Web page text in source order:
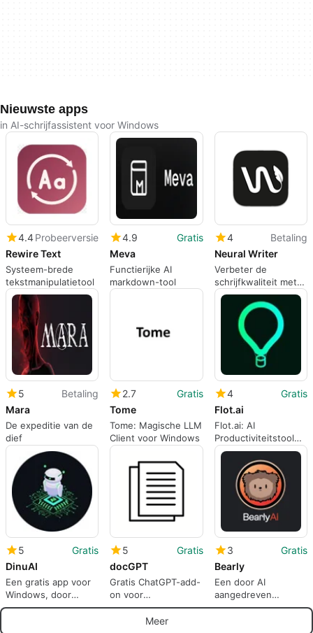
Nieuwste apps
in AI-schrijfassistent voor Windows
4.4Probeerversie
Rewire Text
Systeem-brede
tekstmanipulatietool
4.9
Gratis
Meva
Functierijke AI
markdown-tool
4
Betaling
Neural Writer
Verbeter de
schrijfkwaliteit met
deze
parafraseerassistent
5
Betaling
Mara
De expeditie van de
dief
2.7
Gratis
Tome
Tome: Magische LLM
Client voor Windows
4
Gratis
Flot.ai
Flot.ai: AI
Productiviteitstool
voor Windows
5
Gratis
DinuAI
Een gratis app voor
Windows, door
DinuAI LLC.
5
Gratis
docGPT
Gratis ChatGPT-add-
on voor
tekstverwerkers
3
Gratis
Bearly
Een door AI
aangedreven
software voor het
Meer